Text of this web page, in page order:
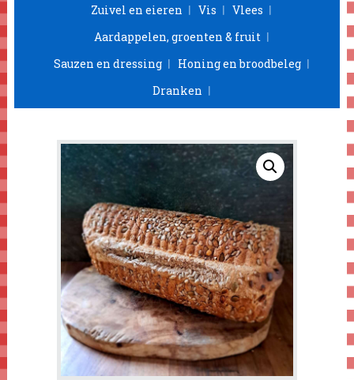
Zuivel en eieren
Vis
Vlees
Aardappelen, groenten & fruit
Sauzen en dressing
Honing en broodbeleg
Dranken